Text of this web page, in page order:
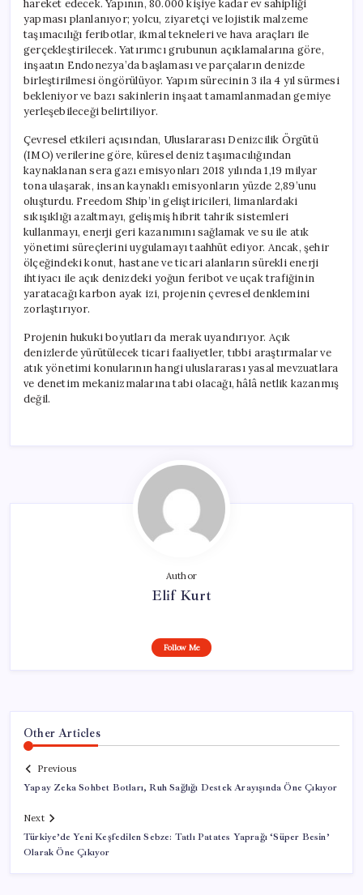
hareket edecek. Yapının, 80.000 kişiye kadar ev sahipliği
yapması planlanıyor; yolcu, ziyaretçi ve lojistik malzeme
taşımacılığı feribotlar, ikmal tekneleri ve hava araçları ile
gerçekleştirilecek. Yatırımcı grubunun açıklamalarına göre,
inşaatın Endonezya’da başlaması ve parçaların denizde
birleştirilmesi öngörülüyor. Yapım sürecinin 3 ila 4 yıl sürmesi
bekleniyor ve bazı sakinlerin inşaat tamamlanmadan gemiye
yerleşebileceği belirtiliyor.
Çevresel etkileri açısından, Uluslararası Denizcilik Örgütü
(IMO) verilerine göre, küresel deniz taşımacılığından
kaynaklanan sera gazı emisyonları 2018 yılında 1,19 milyar
tona ulaşarak, insan kaynaklı emisyonların yüzde 2,89’unu
oluşturdu. Freedom Ship’in geliştiricileri, limanlardaki
sıkışıklığı azaltmayı, gelişmiş hibrit tahrik sistemleri
kullanmayı, enerji geri kazanımını sağlamak ve su ile atık
yönetimi süreçlerini uygulamayı taahhüt ediyor. Ancak, şehir
ölçeğindeki konut, hastane ve ticari alanların sürekli enerji
ihtiyacı ile açık denizdeki yoğun feribot ve uçak trafiğinin
yaratacağı karbon ayak izi, projenin çevresel denklemini
zorlaştırıyor.
Projenin hukuki boyutları da merak uyandırıyor. Açık
denizlerde yürütülecek ticari faaliyetler, tıbbi araştırmalar ve
atık yönetimi konularının hangi uluslararası yasal mevzuatlara
ve denetim mekanizmalarına tabi olacağı, hâlâ netlik kazanmış
değil.
Author
Elif Kurt
Follow Me
Other Articles
Previous
Yapay Zeka Sohbet Botları, Ruh Sağlığı Destek Arayışında Öne Çıkıyor
Next
Türkiye’de Yeni Keşfedilen Sebze: Tatlı Patates Yaprağı ‘Süper Besin’
Olarak Öne Çıkıyor